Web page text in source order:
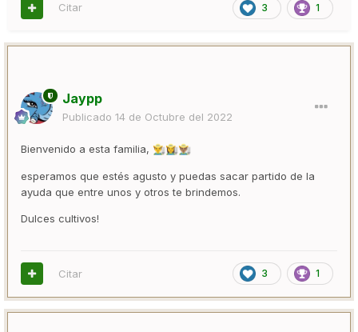
3 1
Citar
Jaypp
Publicado 14 de Octubre del 2022
Bienvenido a esta familia, 👨‍🌾👩‍🌾👨🏽‍🌾
esperamos que estés agusto y puedas sacar partido de la
ayuda que entre unos y otros te brindemos.
Dulces cultivos!
3 1
Citar